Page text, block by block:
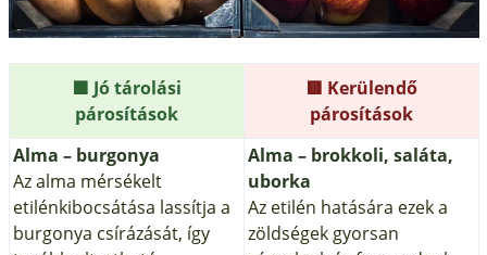
🟩 Jó tárolási
párosítások
🟥 Kerülendő
párosítások
Alma – burgonya
Az alma mérsékelt
etilénkibocsátása lassítja a
burgonya csírázását, így
Alma – brokkoli, saláta,
uborka
Az etilén hatására ezek a
zöldségek gyorsan